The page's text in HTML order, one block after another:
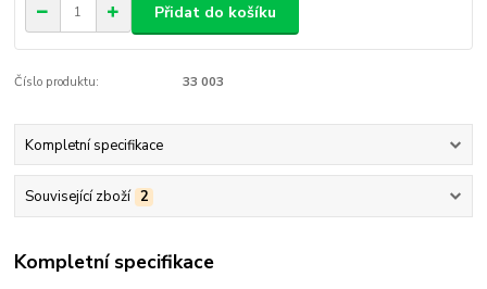
Přidat do košíku
Číslo produktu: 33 003
Kompletní specifikace
Související zboží 2
Kompletní specifikace